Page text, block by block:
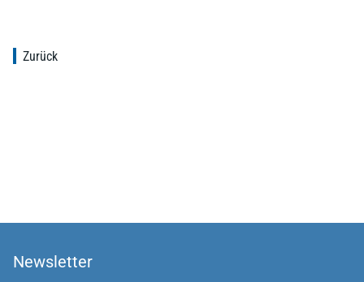
Zurück
Newsletter